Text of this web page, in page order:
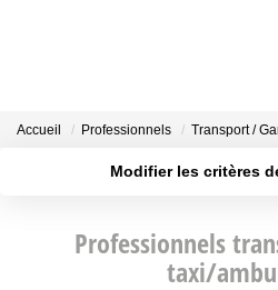
Accueil Professionnels Transport /
Modifier les critères
Type de bien
Professionnels
taxi/